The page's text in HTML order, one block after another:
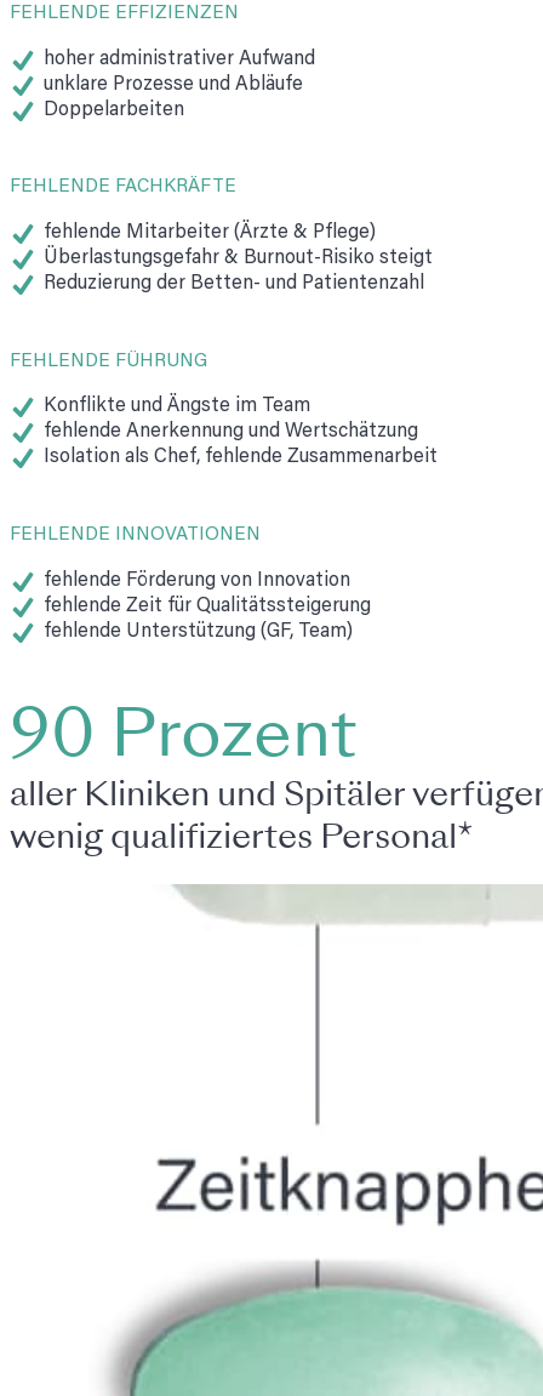
FEHLENDE EFFIZIENZEN
hoher administrativer Aufwand
unklare Prozesse und Abläufe
Doppelarbeiten
FEHLENDE FACHKRÄFTE
fehlende Mitarbeiter (Ärzte & Pflege)
Überlastungsgefahr & Burnout-Risiko steigt
Reduzierung der Betten- und Patientenzahl
FEHLENDE FÜHRUNG
Konflikte und Ängste im Team
fehlende Anerkennung und Wertschätzung
Isolation als Chef, fehlende Zusammenarbeit
FEHLENDE INNOVATIONEN
fehlende Förderung von Innovation
fehlende Zeit für Qualitätssteigerung
fehlende Unterstützung (GF, Team)
90 Prozent
aller Kliniken und Spitäler
wenig qualifiziertes Personal*